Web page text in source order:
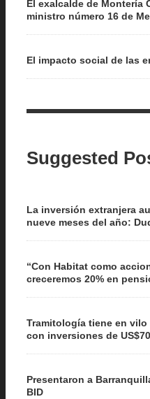
El exalcalde de Montería
ministro número 16 de
El impacto social de las
Suggested
La inversión extranjera
nueve meses del año:
“Con Habitat como
creceremos 20% en
Tramitología tiene en
con inversiones de
Presentaron a
BID